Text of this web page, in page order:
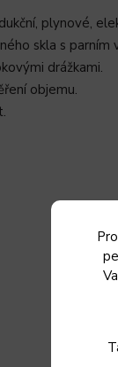
plynové,
skla s parním
drážkami.
objemu.